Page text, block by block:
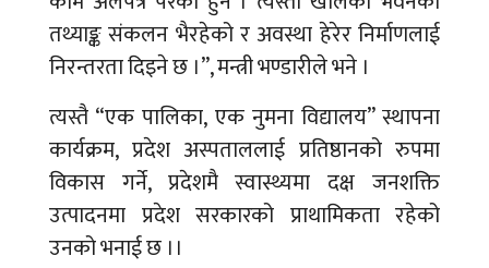
तथ्याङ्क संकलन भैरहेको र अवस्था हेरेर निर्माणलाई
निरन्तरता दिइने छ ।”, मन्त्री भण्डारीले भने ।
त्यस्तै “एक पालिका, एक नुमना विद्यालय” स्थापना
कार्यक्रम, प्रदेश अस्पताललाई प्रतिष्ठानको रुपमा
विकास गर्ने, प्रदेशमै स्वास्थ्यमा दक्ष जनशक्ति
उत्पादनमा प्रदेश सरकारको प्राथामिकता रहेको
उनको भनाई छ ।।